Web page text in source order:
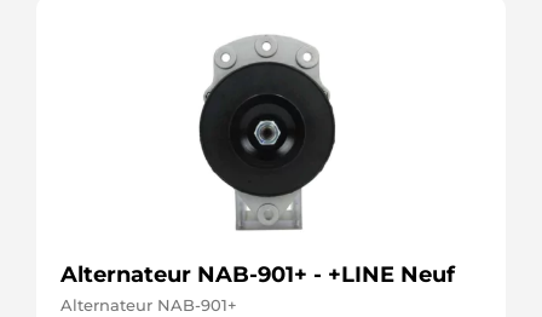
Alternateur NAB-901+ - +LINE Neuf
Alternateur NAB-901+